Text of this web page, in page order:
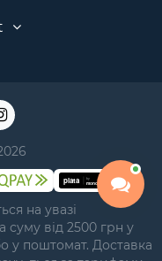
на увазі
суму від 2500 грн у
у поштомат. Доставка